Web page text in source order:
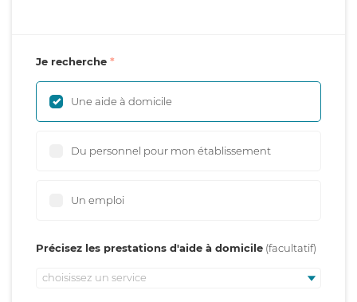
Je recherche
Une aide à domicile
Du personnel pour mon établissement
Un emploi
Précisez les prestations d'aide à domicile
choisissez un service